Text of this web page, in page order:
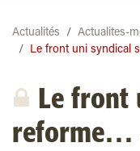
Actualités
Actualites-
Le front uni syndical
Le front
reforme…